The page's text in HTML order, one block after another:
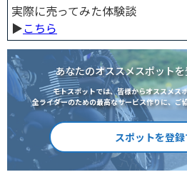
実際に売ってみた体験談
▶︎こちら
あなたのオススメスポット
モトスポットでは、皆様からオススメス
全ライダーのための最高なサービス作りに、ご
スポットを登